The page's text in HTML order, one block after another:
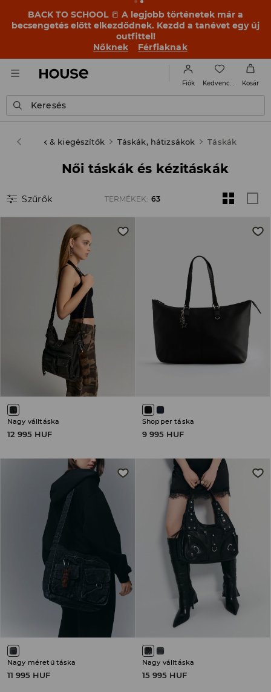
BACK TO SCHOOL 📒 A legjobb történetek már a
becsengetés előtt elkezdődnek. Kezdd a tanévet egy új
outfittel!
Nőknek
Férfiaknak
Fiók Kosár
Keresés
Cipők & kiegészítők Táskák, hátizsákok Táskák
Női táskák és kézitáskák
Szűrők TERMÉKEK: 63
Nagy válltáska
12 995 HUF
Shopper táska
9 995 HUF
Nagy méretű táska
11 995 HUF
Nagy válltáska
15 995 HUF